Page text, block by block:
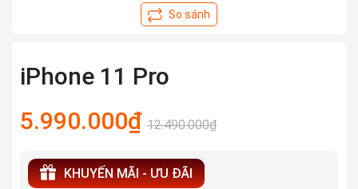
iPhone 11 Pro
5.990.000₫ 12.490.000₫
KHUYẾN MÃI - ƯU ĐÃI